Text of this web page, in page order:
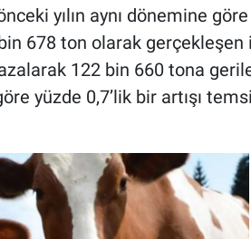
yılın aynı dönemine göre
678 ton olarak gerçekleşen
122 bin 660 tona
yüzde 0,7’lik bir artışı